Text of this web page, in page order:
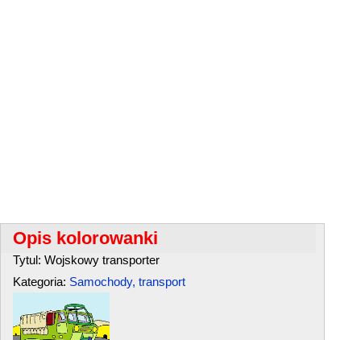
Opis kolorowanki
Tytul: Wojskowy transporter
Kategoria: Samochody, transport